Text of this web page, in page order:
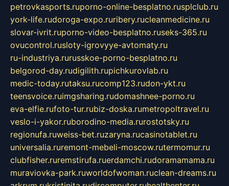
petrovkasports.ruporno-online-besplatno.rusplclub.ru
york-life.rudoroga-expo.ruribery.rucleanmedicine.ru
slovar-ivrit.ruporno-video-besplatno.ruseks-365.ru
ovucontrol.rusloty-igrovyye-avtomaty.ru
ru-industriya.rurusskoe-porno-besplatno.ru
belgorod-day.rudigilith.rupichkurovlab.ru
medic-today.rutaksu.rucomp123.rudon-ykt.ru
teensvoice.ruimgsharing.rudomashnee-porno.ru
eva-elfie.rufoto-tur.rubiz-doska.rumetropoltravel.ru
veslo-i-yakor.ruborodino-media.rurostotsky.ru
regionufa.ruweiss-bet.ruzaryna.rucasinotablet.ru
universalia.ruremont-mebeli-moscow.rutermomur.ru
clubfisher.ruremstirufa.ruerdamchi.rudoramamama.ru
muraviovka-park.ruworldofwoman.ruclean-dreams.ru